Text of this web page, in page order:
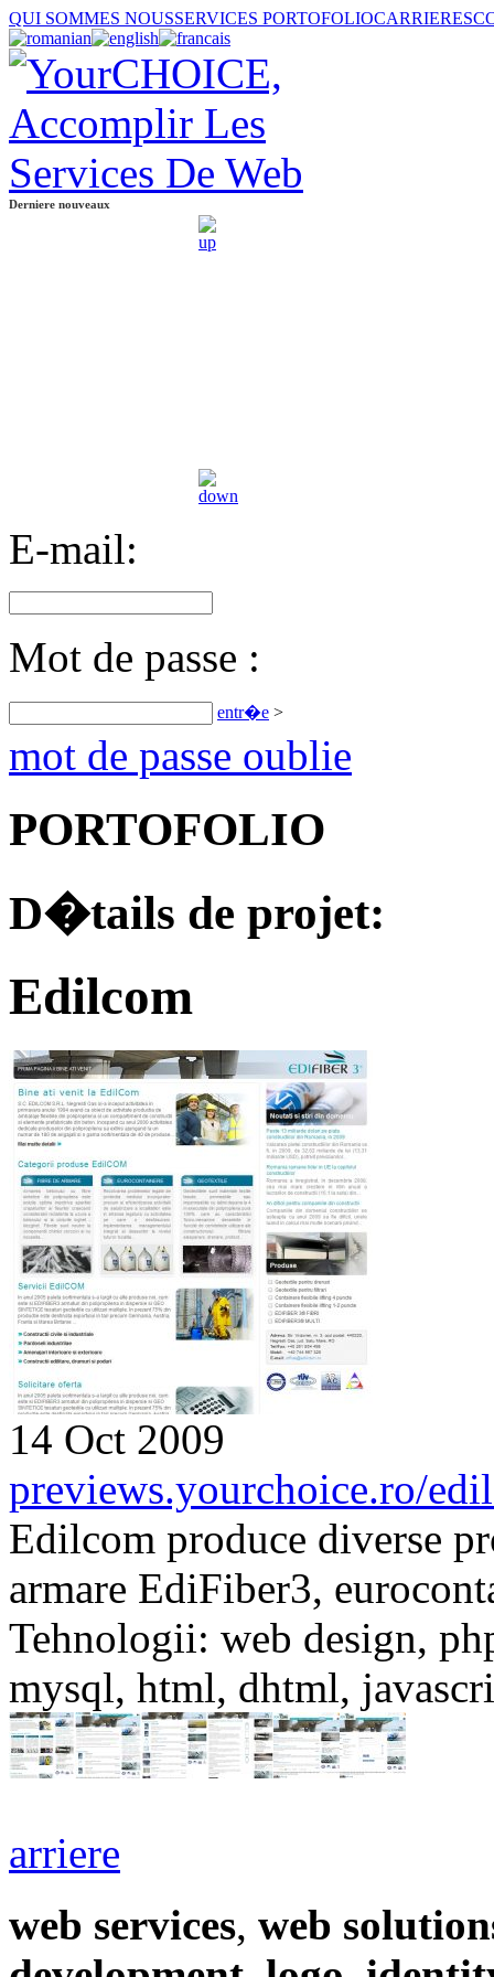
QUI SOMMES NOUSSERVICES PORTOFOLIOCARRIERES
Derniere nouveaux
E-mail:
Mot de passe :
entr�e >
mot de passe oublie
PORTOFOLIO
D�tails de projet:
Edilcom
14 Oct 2009
previews.yourchoice.ro/
Edilcom produce diverse
armare EdiFiber3,
Tehnologii: web design,
mysql, html, dhtml,
arriere
web services, web